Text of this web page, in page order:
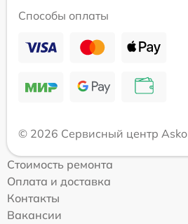
Способы оплаты
© 2026 Сервисный центр Asko
Стоимость ремонта
Оплата и доставка
Контакты
Вакансии